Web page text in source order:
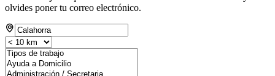
olvides poner tu correo electrónico.